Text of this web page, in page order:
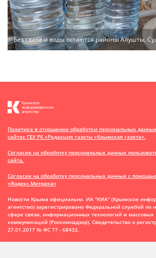
Без света и воды остаются районы Алушты,
Политика в отношении обработки персональных
сайтах ГБУ РК «Редакция газеты «Крымская газета».
Согласие на обработку персональных данных
сайта.
Согласие на обработку персональных данных с
«Яндекс.Метрика»
Новости Крыма официально. ИА "КИА" (Крымское
агентство) зарегистрировано Федеральной службой по
сфере связи, информационных технологий и массовых
коммуникаций (Роскомнадзор). Свидетельство о
27.01.2017 № ФС 77 - 68432.